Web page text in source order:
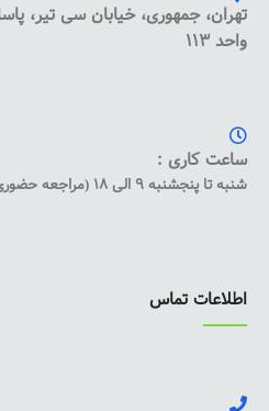
تهران، جمهوری، خیابان سی تیر،
واحد 113
ساعت کاری :
شنبه تا پنجشنبه 9 الی 18 (مراجعه حضوری با هماهنگی قبلی)
اطلاعات تماس